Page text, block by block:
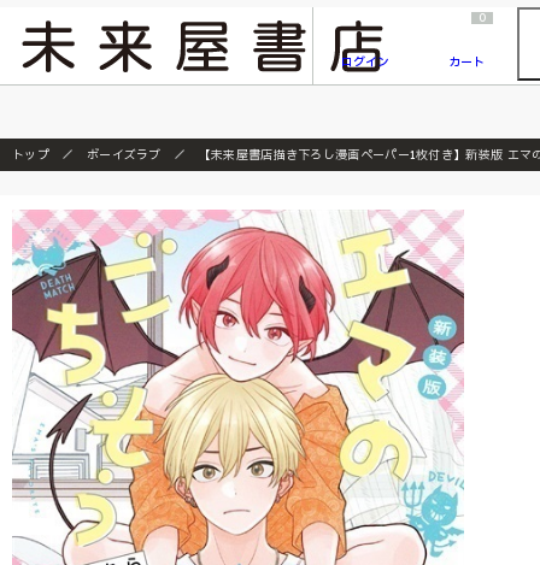
『ONE PIECE magazine 021 ONE PIECEカード付き同梱版』発売延期のご案内
ログイン
0
カート
トップ ボーイズラブ 【未来屋書店描き下ろし漫画ペーパー1枚付き】新装版 エマ